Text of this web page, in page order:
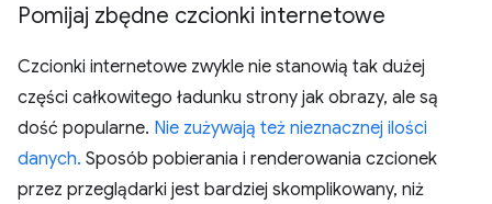
Pomijaj zbędne czcionki internetowe
Czcionki internetowe zwykle nie stanowią tak dużej
części całkowitego ładunku strony jak obrazy, ale są
dość popularne. Nie zużywają też nieznacznej ilości
danych. Sposób pobierania i renderowania czcionek
przez przeglądarki jest bardziej skomplikowany, niż